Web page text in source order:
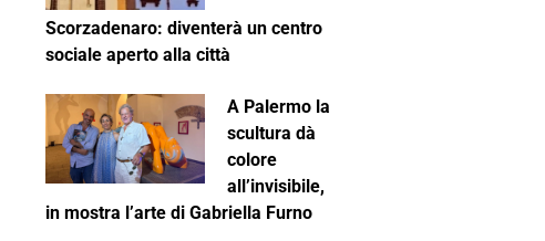
Scorzadenaro: diventerà un centro
sociale aperto alla città
A Palermo la
scultura dà
colore
all’invisibile,
in mostra l’arte di Gabriella Furno